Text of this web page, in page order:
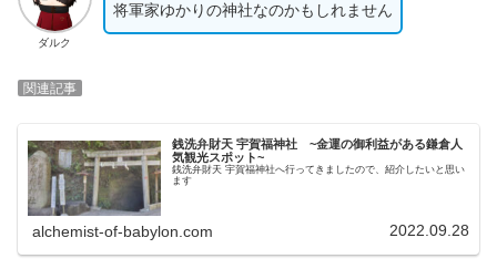
ダルク
将軍家ゆかりの神社なのかもしれません
関連記事
銭洗弁財天 宇賀福神社 ~金運の御利益がある鎌倉人
気観光スポット~
銭洗弁財天 宇賀福神社へ行ってきましたので、紹介したいと思い
ます
alchemist-of-babylon.com 2022.09.28